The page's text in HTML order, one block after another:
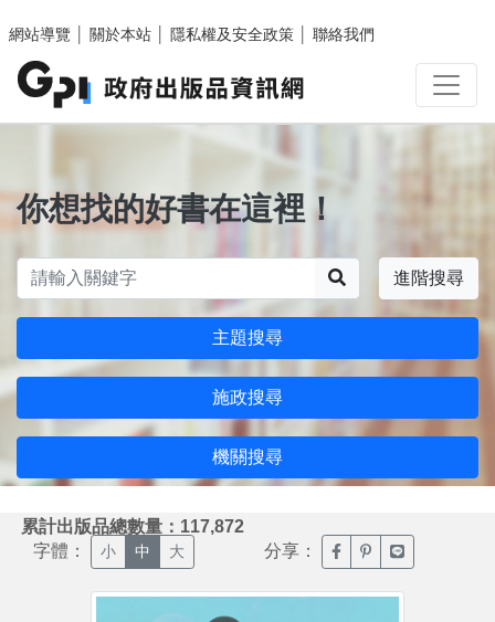
網站導覽
關於本站 隱私權及安全政策 聯絡我們
你想找的好書在這裡！
進階搜尋
主題搜尋
施政搜尋
機關搜尋
累計出版品總數量：117,872
字體： 小 中 大 分享： 臉書分享(另開新視窗)
噗浪分享(另開新
Line分享(另